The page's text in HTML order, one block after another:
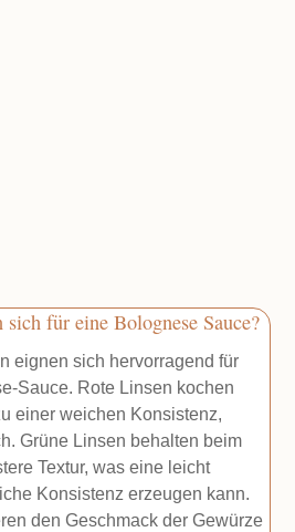
für eine Bolognese Sauce?
eignen sich hervorragend für
Sauce. Rote Linsen kochen
einer weichen Konsistenz,
Grüne Linsen behalten beim
Textur, was eine leicht
Konsistenz erzeugen kann.
den Geschmack der Gewürze